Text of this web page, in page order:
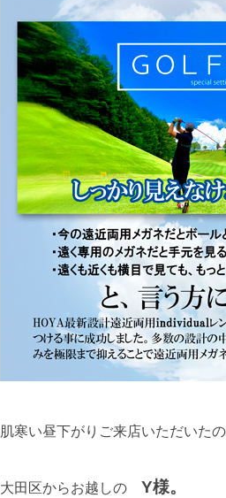
肌寒い昼下がりご来店いただいた
大田区からお越しの Y様。